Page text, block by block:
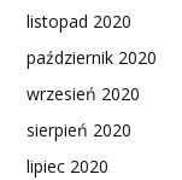
listopad 2020
październik 2020
wrzesień 2020
sierpień 2020
lipiec 2020